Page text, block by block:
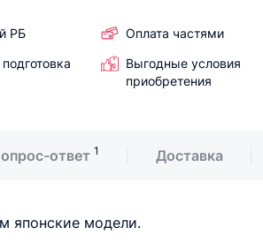
РБ
Оплата частями
Выгодные условия
приобретения
ответ 1 Доставка
японские модели.